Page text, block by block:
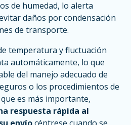
de humedad, lo alerta
daños por condensación
de transporte.
temperatura y fluctuación
automáticamente, lo que
del manejo adecuado de
o los procedimientos de
es más importante,
respuesta rápida al